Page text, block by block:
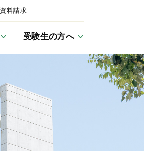
資料請求
受験生の方へ